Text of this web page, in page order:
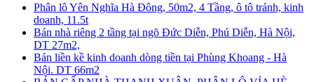
Phân lô Yên Nghĩa Hà Đông, 50m2, 4 Tầng, ô tô tránh, kinh
doanh, 11.5t
Bán nhà riêng 2 tầng tại ngõ Đức Diễn, Phú Diễn, Hà Nội,
DT 27m2,
Bán liền kề kinh doanh dòng tiền tại Phùng Khoang - Hà
Nội. DT 66m2